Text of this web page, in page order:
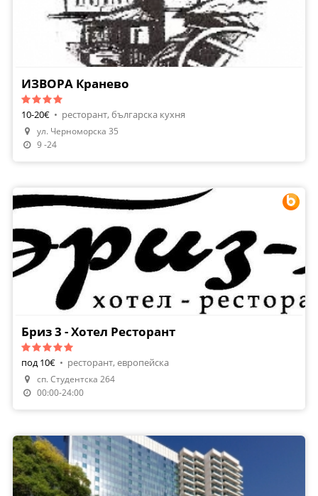
ИЗВОРА Кранево
10-20€ • ресторант, българска кухня
ул. Черноморска 35
9 -24
Направи Резервация
Бриз 3 - Хотел Ресторант
под 10€ • ресторант, европейска
сп. Студентска 264
00:00-24:00